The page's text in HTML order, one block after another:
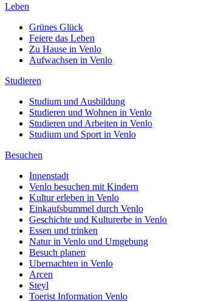
Leben
Grünes Glück
Feiere das Leben
Zu Hause in Venlo
Aufwachsen in Venlo
Studieren
Studium und Ausbildung
Studieren und Wohnen in Venlo
Studieren und Arbeiten in Venlo
Studium und Sport in Venlo
Besuchen
Innenstadt
Venlo besuchen mit Kindern
Kultur erleben in Venlo
Einkaufsbummel durch Venlo
Geschichte und Kulturerbe in Venlo
Essen und trinken
Natur in Venlo und Umgebung
Besuch planen
Ubernachten in Venlo
Arcen
Steyl
Toerist Information Venlo